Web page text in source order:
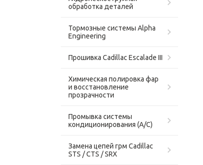
обработка деталей
Тормозные системы Alpha
Engineering
Прошивка Cadillac Escalade III
Химическая полировка фар
и восстановление
прозрачности
Промывка системы
кондиционирования (A/C)
Замена цепей грм Cadillac
STS / CTS / SRX